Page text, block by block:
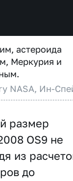
астероида
Меркурия и
NASA, Ин-
размер
OS9 не
из
до